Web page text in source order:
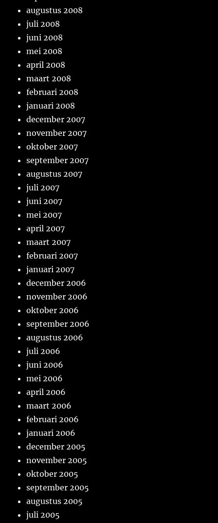
augustus 2008
juli 2008
juni 2008
mei 2008
april 2008
maart 2008
februari 2008
januari 2008
december 2007
november 2007
oktober 2007
september 2007
augustus 2007
juli 2007
juni 2007
mei 2007
april 2007
maart 2007
februari 2007
januari 2007
december 2006
november 2006
oktober 2006
september 2006
augustus 2006
juli 2006
juni 2006
mei 2006
april 2006
maart 2006
februari 2006
januari 2006
december 2005
november 2005
oktober 2005
september 2005
augustus 2005
juli 2005